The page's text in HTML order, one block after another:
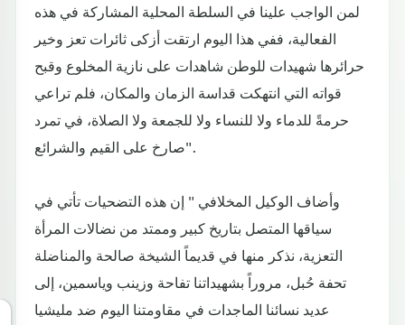
لمن الواجب علينا في السلطة المحلية المشاركة في هذه
الفعالية، ففي هذا اليوم ارتقت أزكى ثائرات تعز وخير
حرائرها شهيدات للوطن شاهدات على نازية المخلوع وقبح
قواته التي انتهكت قداسة الزمان والمكان، فلم تراعي
حرمةً للدماء ولا للنساء ولا للجمعة ولا الصلاة، في تمرد
صارخ على القيم والشرائع".
وأضاف الوكيل المخلافي " إن هذه التضحيات تأتي في
سياقها المتصل بتاريخ كبير وممتد من نضالات المرأة
التعزية، نذكر منها في قديماً الشيخة صالحة والمناضلة
تحفة حُبل، مروراً بشهيداتنا تفاحة وزينب وياسمين، إلى
عديد نسائنا الماجدات في مقاومتنا اليوم ضد مليشيا